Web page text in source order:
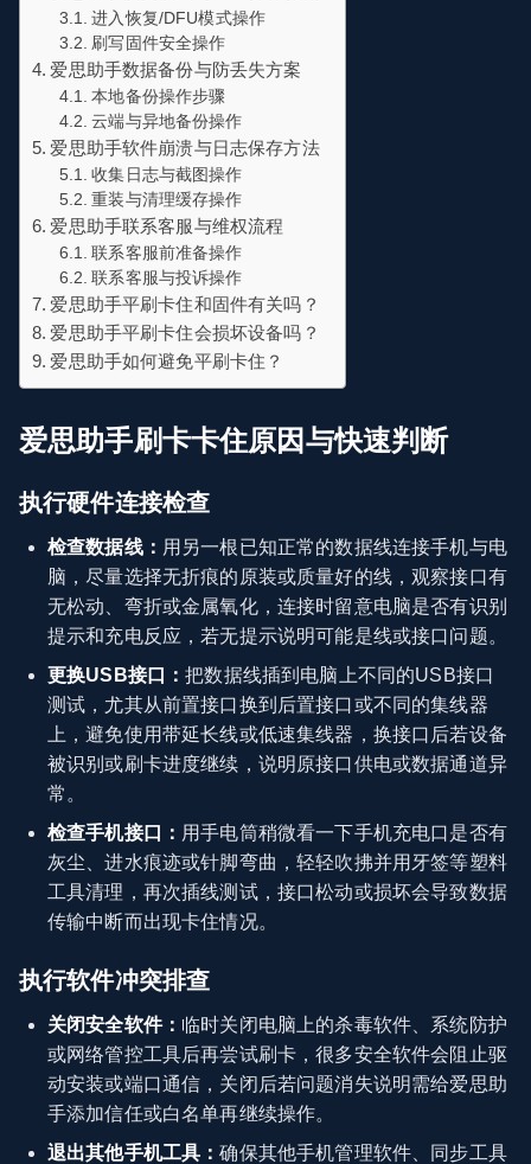
进入恢复/DFU模式操作
刷写固件安全操作
爱思助手数据备份与防丢失方案
本地备份操作步骤
云端与异地备份操作
爱思助手软件崩溃与日志保存方法
收集日志与截图操作
重装与清理缓存操作
爱思助手联系客服与维权流程
联系客服前准备操作
联系客服与投诉操作
爱思助手平刷卡住和固件有关吗？
爱思助手平刷卡住会损坏设备吗？
爱思助手如何避免平刷卡住？
爱思助手刷卡卡住原因与快速判断
执行硬件连接检查
检查数据线： 用另一根已知正常的数据线连接手机与电
脑，尽量选择无折痕的原装或质量好的线，观察接口有
无松动、弯折或金属氧化，连接时留意电脑是否有识别
提示和充电反应，若无提示说明可能是线或接口问题。
更换USB接口：把数据线插到电脑上不同的USB接口
测试，尤其从前置接口换到后置接口或不同的集线器
上，避免使用带延长线或低速集线器，换接口后若设备
被识别或刷卡进度继续，说明原接口供电或数据通道异
常。
检查手机接口： 用手电筒稍微看一下手机充电口是否有
灰尘、进水痕迹或针脚弯曲，轻轻吹拂并用牙签等塑料
工具清理，再次插线测试，接口松动或损坏会导致数据
传输中断而出现卡住情况。
执行软件冲突排查
关闭安全软件： 临时关闭电脑上的杀毒软件、系统防护
或网络管控工具后再尝试刷卡，很多安全软件会阻止驱
动安装或端口通信，关闭后若问题消失说明需给爱思助
手添加信任或白名单再继续操作。
退出其他手机工具：确保其他手机管理软件、同步工具